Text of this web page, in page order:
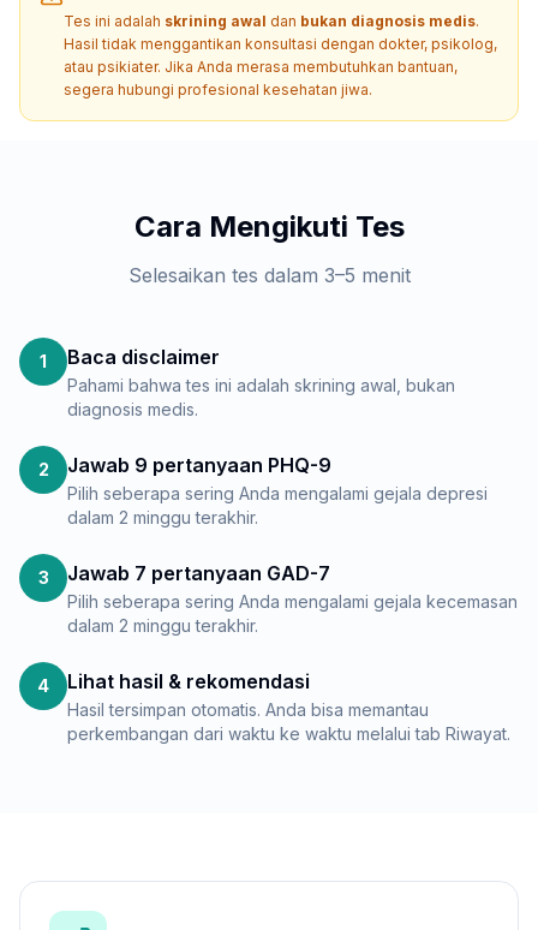
Tes ini adalah skrining awal dan bukan diagnosis medis.
Hasil tidak menggantikan konsultasi dengan dokter, psikolog,
atau psikiater. Jika Anda merasa membutuhkan bantuan,
segera hubungi profesional kesehatan jiwa.
Cara Mengikuti Tes
Selesaikan tes dalam 3–5 menit
1 Baca disclaimer
Pahami bahwa tes ini adalah skrining awal, bukan
diagnosis medis.
2 Jawab 9 pertanyaan PHQ-9
Pilih seberapa sering Anda mengalami gejala depresi
dalam 2 minggu terakhir.
3 Jawab 7 pertanyaan GAD-7
Pilih seberapa sering Anda mengalami gejala kecemasan
dalam 2 minggu terakhir.
4 Lihat hasil & rekomendasi
Hasil tersimpan otomatis. Anda bisa memantau
perkembangan dari waktu ke waktu melalui tab Riwayat.